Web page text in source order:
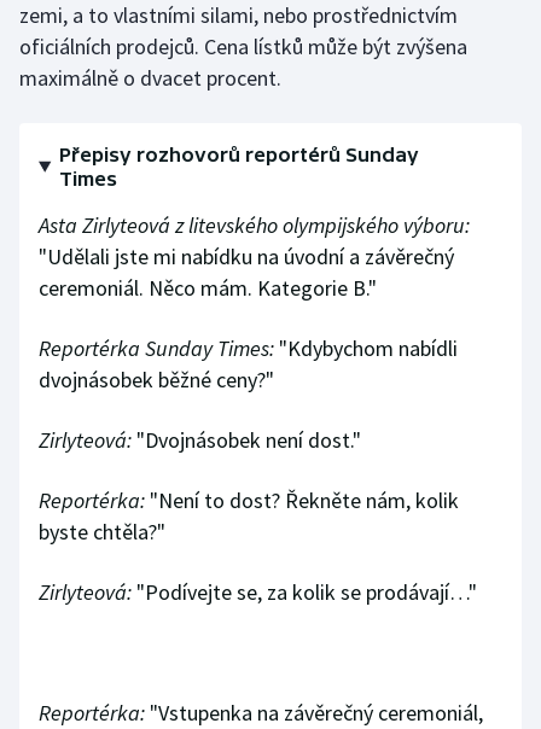
Lezení
Lyže a snowboard
Motorsport
Olympijské hry
Plavání
Rychlobruslení
Rychlostní kanoistika
Sportovní střelba
zemi, a to vlastními silami, nebo prostřednictvím
oficiálních prodejců. Cena lístků může být zvýšena
maximálně o dvacet procent.
Přepisy rozhovorů reportérů Sunday
Times
Asta Zirlyteová z litevského olympijského výboru:
"Udělali jste mi nabídku na úvodní a závěrečný
ceremoniál. Něco mám. Kategorie B."
Reportérka Sunday Times: "Kdybychom nabídli
dvojnásobek běžné ceny?"
Zirlyteová: "Dvojnásobek není dost."
Reportérka: "Není to dost? Řekněte nám, kolik
byste chtěla?"
Zirlyteová: "Podívejte se, za kolik se prodávají…"
Reportérka: "Vstupenka na závěrečný ceremoniál,